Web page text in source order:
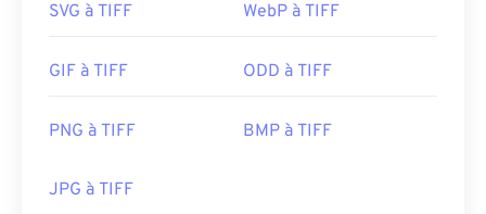
SVG à TIFF WebP à TIFF
GIF à TIFF ODD à TIFF
PNG à TIFF BMP à TIFF
JPG à TIFF